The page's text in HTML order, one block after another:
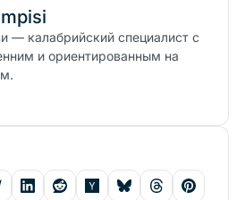
— калабрийский специалист с
и ориентированным на